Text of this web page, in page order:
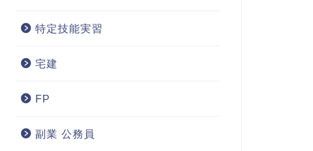
特定技能実習
宅建
FP
副業 公務員